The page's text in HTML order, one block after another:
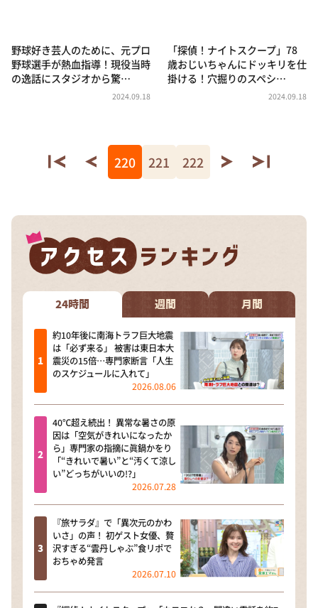
野球好き芸人のために、元プロ
野球選手が熱血指導！現役当時
の逸話にスタジオから驚…
2024.09.18
「探偵！ナイトスクープ」78
歳おじいちゃんにドッキリを仕
掛ける！穴掘りのスペシ…
2024.09.18
220 221 222
24時間 週間 月間
約10年後に南海トラフ巨大地震
は「必ず来る」 被害は東日本大
震災の15倍…専門家断言「人生
のスケジュールに入れて」
2026.08.06
40℃超え続出！ 異常な暑さの原
因は「空気がきれいになったか
ら」専門家の指摘に眞鍋かをり
「“きれいで暑い”と“汚くて涼し
い”どっちがいいの!?」
2026.07.28
『旅サラダ』で「異次元のかわ
いさ」の声！ 初ゲスト女優、贅
沢すぎる“雲丹しゃぶ”食リポで
おちゃめ発言
2026.07.10